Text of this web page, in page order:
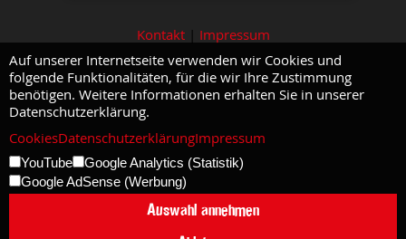
Kontakt| Impressum
Auf unserer Internetseite verwenden wir Cookies und
folgende Funktionalitäten, für die wir Ihre Zustimmung
benötigen. Weitere Informationen erhalten Sie in unserer
Datenschutzerklärung.
CookiesDatenschutzerklärungImpressum
YouTube
Google Analytics (Statistik)
Google AdSense (Werbung)
Auswahl annehmen